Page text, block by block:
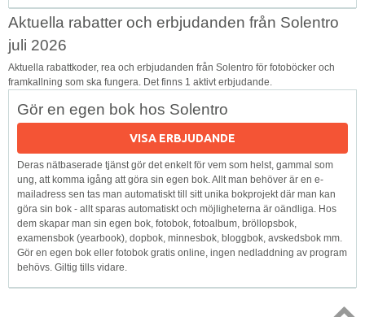
Aktuella rabatter och erbjudanden från Solentro
juli 2026
Aktuella rabattkoder, rea och erbjudanden från Solentro för fotoböcker och
framkallning som ska fungera. Det finns 1 aktivt erbjudande.
Gör en egen bok hos Solentro
VISA ERBJUDANDE
Deras nätbaserade tjänst gör det enkelt för vem som helst, gammal som
ung, att komma igång att göra sin egen bok. Allt man behöver är en e-
mailadress sen tas man automatiskt till sitt unika bokprojekt där man kan
göra sin bok - allt sparas automatiskt och möjligheterna är oändliga. Hos
dem skapar man sin egen bok, fotobok, fotoalbum, bröllopsbok,
examensbok (yearbook), dopbok, minnesbok, bloggbok, avskedsbok mm.
Gör en egen bok eller fotobok gratis online, ingen nedladdning av program
behövs. Giltig tills vidare.